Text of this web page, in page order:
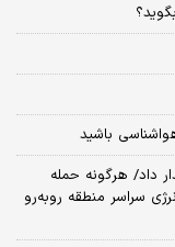
داد/ هرگونه حمله
سراسر منطقه روبه‌رو